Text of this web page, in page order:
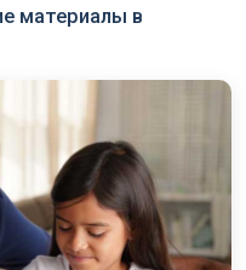
материалы в